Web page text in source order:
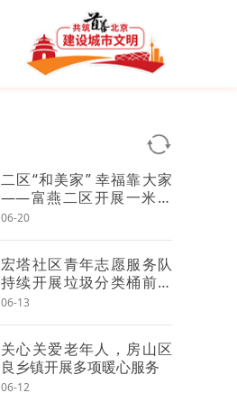
二区“和美家” 幸福靠大家
——富燕二区开展一米花
园除草活动
06-20
宏塔社区青年志愿服务队
持续开展垃圾分类桶前值
守志愿服务活动
06-13
关心关爱老年人，房山区
良乡镇开展多项暖心服务
06-12